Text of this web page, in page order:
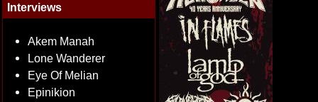
Interviews
Akem Manah
Lone Wanderer
Eye Of Melian
Epinikion